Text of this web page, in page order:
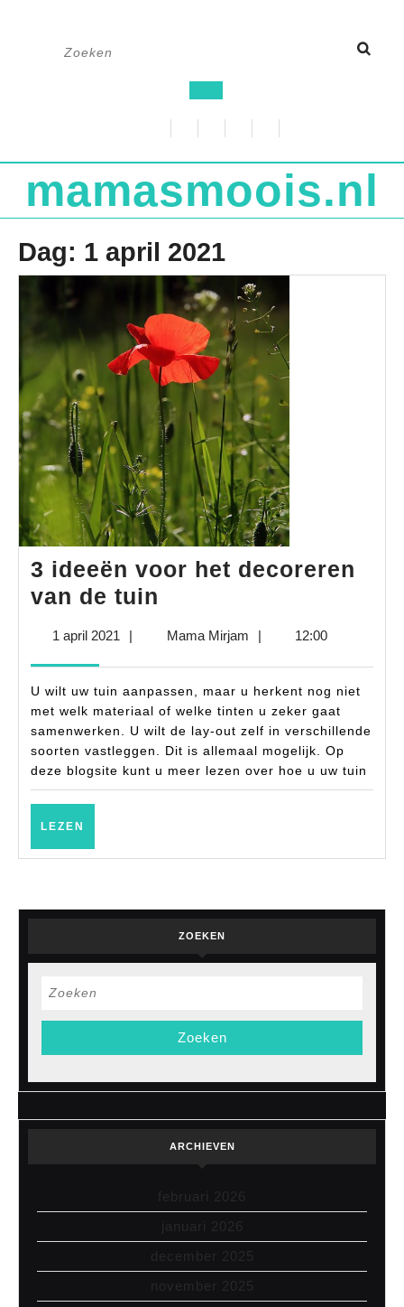
knop
mamasmoois.nl
Dag: 1 april 2021
3 ideeën voor het decoreren
van de tuin
decoreren
van
de
tuin
1 april 2021 | Mama MirjamMama
| 12:00
U wilt uw tuin aanpassen, maar u herkent nog niet
met welk materiaal of welke tinten u zeker gaat
samenwerken. U wilt de lay-out zelf in verschillende
soorten vastleggen. Dit is allemaal mogelijk. Op
deze blogsite kunt u meer lezen over hoe u uw tuin
LEZEN
ZOEKEN
Zoek
ARCHIEVEN
februari 2026
januari 2026
december 2025
november 2025